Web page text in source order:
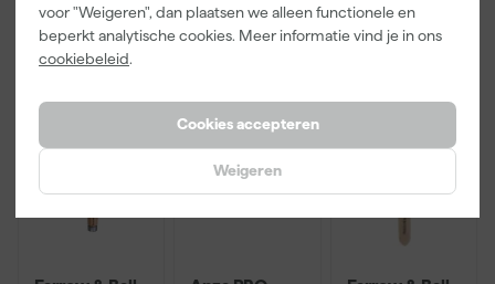
voor "Weigeren", dan plaatsen we alleen functionele en
beperkt analytische cookies. Meer informatie vind je in ons
cookiebeleid.
Cookies accepteren
Weigeren
incl. BTW incl. BTW incl. BTW